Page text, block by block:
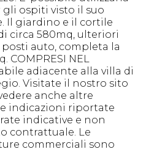
ospiti visto il suo
Il giardino e il cortile
circa 580mq, ulteriori
auto, completa la
COMPRESI NEL
adiacente alla villa di
Visitate il nostro sito
anche altre
indicazioni riportate
indicative e non
contrattuale. Le
commerciali sono